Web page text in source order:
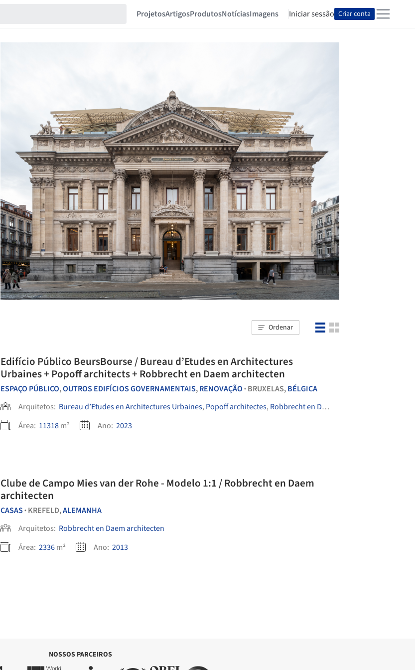
ProjetosArtigosProdutosNotíciasImagens Iniciar sessão Criar conta
Ordenar
Edifício Público BeursBourse / Bureau d’Etudes en Architectures
Urbaines + Popoff architects + Robbrecht en Daem architecten
ESPAÇO PÚBLICO,OUTROS EDIFÍCIOS GOVERNAMENTAIS,RENOVAÇÃO • BRUXELAS,BÉLGICA
Arquitetos: Bureau d’Etudes en Architectures Urbaines, Popoff architectes, Robbrecht en Daem architecten
Área: 11318m² Ano: 2023
Clube de Campo Mies van der Rohe - Modelo 1:1 / Robbrecht en Daem
architecten
CASAS • KREFELD,ALEMANHA
Arquitetos: Robbrecht en Daem architecten
Área: 2336m² Ano: 2013